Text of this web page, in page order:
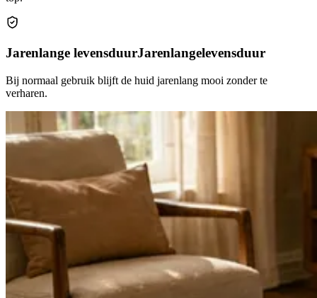
Jarenlange levensduurJarenlangelevensduur
Bij normaal gebruik blijft de huid jarenlang mooi zonder te
verharen.